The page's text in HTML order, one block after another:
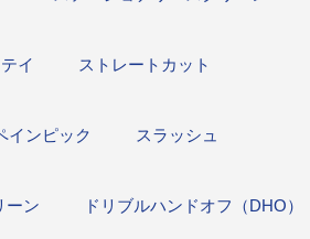
イ ストレートカット
インピック スラッシュ
ーン ドリブルハンドオフ（DHO）